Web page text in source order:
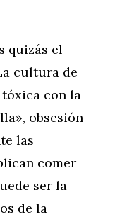
quizás el
cultura de
con la
obsesión
las
comer
ser la
de la